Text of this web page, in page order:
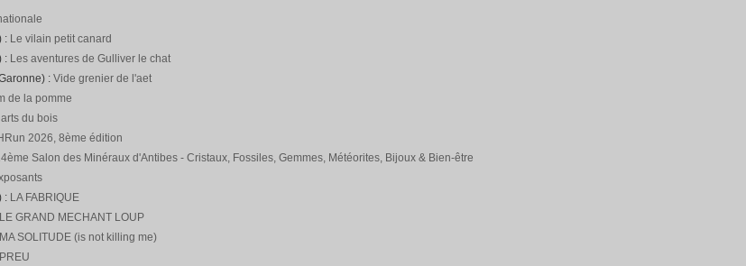
: Le vilain petit canard
: Les aventures de Gulliver le chat
: Vide grenier de l'aet
de la pomme
arts du bois
2026, 8ème édition
Salon des Minéraux d'Antibes - Cristaux, Fossiles, Gemmes, Météorites, Bijoux & Bien-être
: LA FABRIQUE
LE GRAND MECHANT LOUP
MA SOLITUDE (is not killing me)
PREU